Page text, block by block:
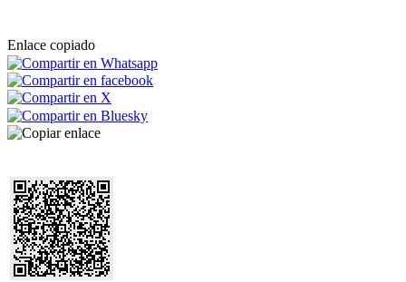
Enlace copiado